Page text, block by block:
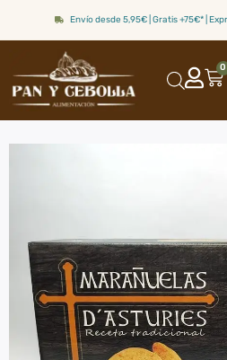
Envío desde 5,95€ | Gratis +75€* |
0